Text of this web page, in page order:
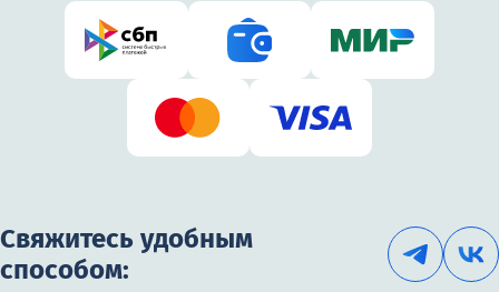
Свяжитесь удобным
способом: